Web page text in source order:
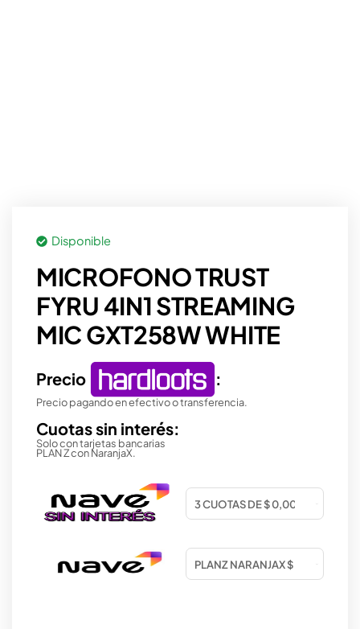
Disponible
MICROFONO TRUST
FYRU 4IN1 STREAMING
MIC GXT258W WHITE
Precio :
Precio pagando en efectivo o transferencia.
Cuotas sin interés:
Solo con tarjetas bancarias
PLAN Z con NaranjaX.